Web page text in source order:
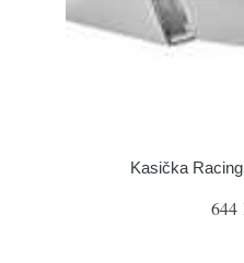
Kasička
644